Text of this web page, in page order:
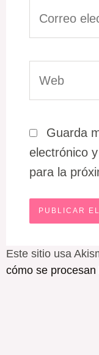
Guarda
electrónico
para la
Este sitio usa
cómo se